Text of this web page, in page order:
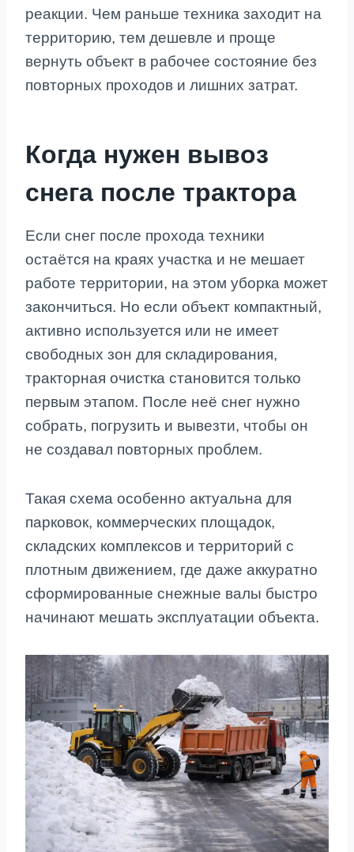
реакции. Чем раньше техника заходит на
территорию, тем дешевле и проще
вернуть объект в рабочее состояние без
повторных проходов и лишних затрат.
Когда нужен вывоз
снега после трактора
Если снег после прохода техники
остаётся на краях участка и не мешает
работе территории, на этом уборка может
закончиться. Но если объект компактный,
активно используется или не имеет
свободных зон для складирования,
тракторная очистка становится только
первым этапом. После неё снег нужно
собрать, погрузить и вывезти, чтобы он
не создавал повторных проблем.
Такая схема особенно актуальна для
парковок, коммерческих площадок,
складских комплексов и территорий с
плотным движением, где даже аккуратно
сформированные снежные валы быстро
начинают мешать эксплуатации объекта.